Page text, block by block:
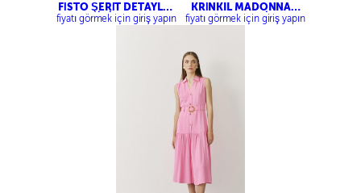
FİSTO ŞERİT DETAYLI
BLUZ-MİDİ BOY KLOŞ
ETEK
fiyatı görmek için giriş yapın
KRİNKIL MADONNA
YAKA BLUZ-KRİNKIL
BELİ LASTİKLİ ŞORT
fiyatı görmek için giriş yapın